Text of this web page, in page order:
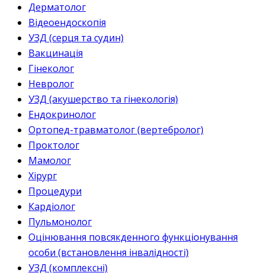
Дерматолог
Відеоендоскопія
УЗД (серця та судин)
Вакцинація
Гінеколог
Невролог
УЗД (акушерство та гінекологія)
Ендокринолог
Ортопед-травматолог (вертебролог)
Проктолог
Мамолог
Хірург
Процедури
Кардіолог
Пульмонолог
Оцінювання повсякденного функціонування
особи (встановлення інвалідності)
УЗД (комплексні)